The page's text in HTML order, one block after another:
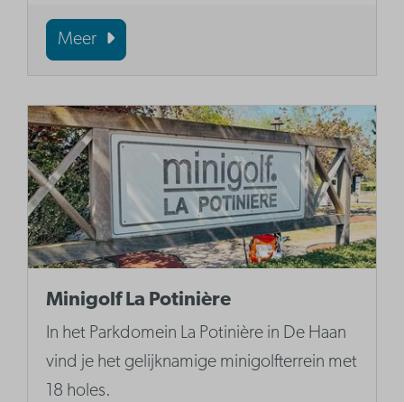
Meer
Minigolf La Potinière
In het Parkdomein La Potinière in De Haan
vind je het gelijknamige minigolfterrein met
18 holes.